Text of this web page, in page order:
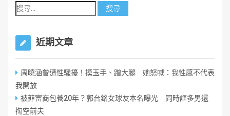
近期文章
周曉涵曾遭性騷擾！摸玉手、蹭大腿 她怒喊：我性感不代表
我開放
被菲富商包養20年？郭台銘女球友本名曝光 同時誆多男還
掏空前夫